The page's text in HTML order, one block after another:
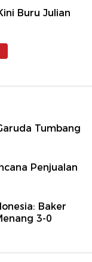
Buru Julian
Tumbang
Penjualan
Baker
3-0